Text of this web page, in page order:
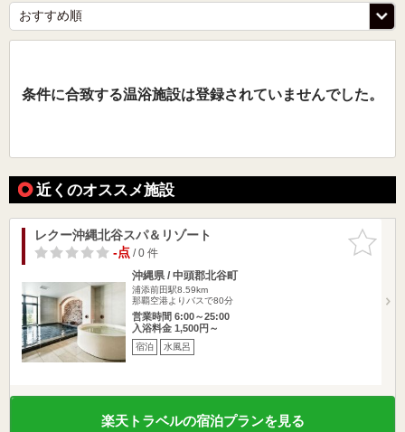
条件に合致する温浴施設は登録されていませんでした。
近くのオススメ施設
お気に入
りに追加
レクー沖縄北谷スパ＆リゾート
-点/ 0 件
沖縄県 / 中頭郡北谷町
浦添前田駅8.59km
那覇空港よりバスで80分
営業時間 6:00～25:00
入浴料金 1,500円～
宿泊 水風呂
楽天トラベルの宿泊プランを見る